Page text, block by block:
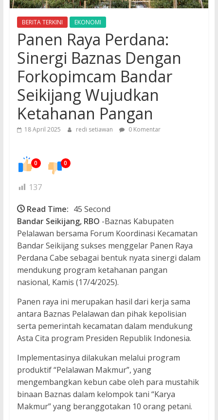
BERITA TERKINI EKONOMI
Panen Raya Perdana:
Sinergi Baznas Dengan
Forkopimcam Bandar
Seikijang Wujudkan
Ketahanan Pangan
18 April 2025 redi setiawan 0 Komentar
0 0
137
Read Time: 45 Second
Bandar Seikijang, RBO -Baznas Kabupaten
Pelalawan bersama Forum Koordinasi Kecamatan
Bandar Seikijang sukses menggelar Panen Raya
Perdana Cabe sebagai bentuk nyata sinergi dalam
mendukung program ketahanan pangan
nasional, Kamis (17/4/2025).
Panen raya ini merupakan hasil dari kerja sama
antara Baznas Pelalawan dan pihak kepolisian
serta pemerintah kecamatan dalam mendukung
Asta Cita program Presiden Republik Indonesia.
Implementasinya dilakukan melalui program
produktif “Pelalawan Makmur”, yang
mengembangkan kebun cabe oleh para mustahik
binaan Baznas dalam kelompok tani “Karya
Makmur” yang beranggotakan 10 orang petani.